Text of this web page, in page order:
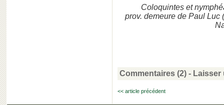
Coloquintes et
prov. demeure de Paul Luc
Commentaires (2) - Laisser
<< article précédent